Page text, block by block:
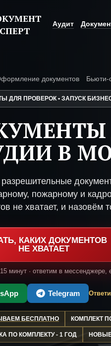
Аудит
документов Бьюти-
ДЛЯ ПРОВЕРОК • ЗАПУСК
В
пожарному и
не хватает, и назовём
КАКИХ ДОКУМЕНТОВ
НЕ ХВАТАЕТ
минут · ответим в мессенджере,
Telegram
БЕСПЛАТНО КОМПЛЕКТ
ПО КОМПЛЕКТУ - 1 ГОД